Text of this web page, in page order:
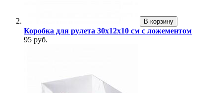
В корзину
Коробка для рулета 30х12х10 см с ложементом
95 руб.